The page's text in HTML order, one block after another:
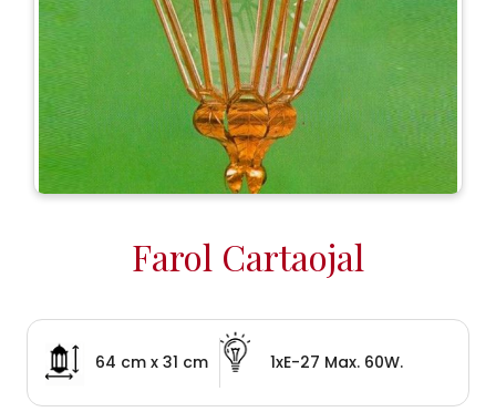
Farol Cartaojal
64 cm x 31 cm 1xE-27 Max. 60W.